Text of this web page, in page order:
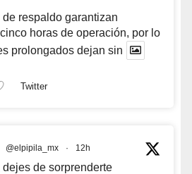
de respaldo garantizan
horas de operación, por lo
prolongados dejan sin
Twitter
@elpipila_mx · 12h
dejes de sorprenderte